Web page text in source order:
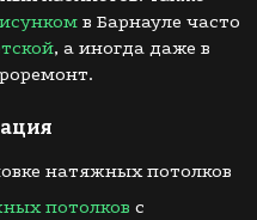
в Барнауле часто
, а иногда даже в
натяжных потолков
потолков с